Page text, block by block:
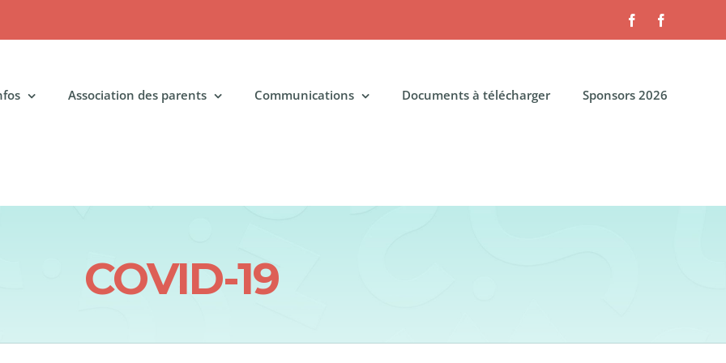
Facebook
Association des parents Communications Documents à télécharger Sponsors 2026
COVID-19